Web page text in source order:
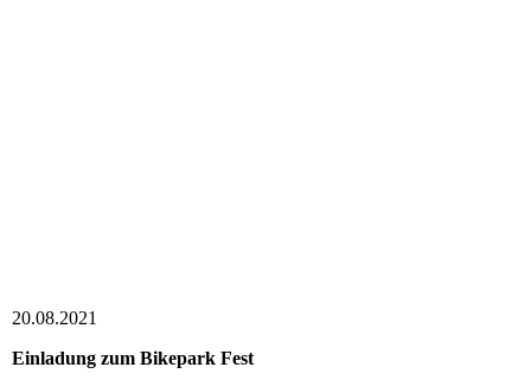
20.08.2021
Einladung zum Bikepark Fest